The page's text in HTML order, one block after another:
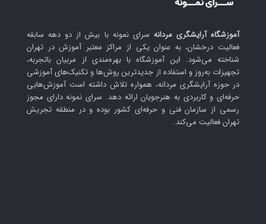
آموزشگاه آرایشگری مردانه سرای نمونه با بیش از دو دهه سابقه
فعالیت درخشان، به عنوان یکی از مراکز معتبر آموزش در تهران
شناخته می‌شود. این آموزشگاه با بهره‌مندی از مربیان باتجربه،
تجهیزات به‌روز و استفاده از جدیدترین روش‌ها و تکنیک‌های آموزشی
در حوزه آرایشگری مردانه، همواره تلاش داشته است آموزش‌هایی
حرفه‌ای و کاربردی به هنرجویان ارائه دهد. سرای نمونه دارای مجوز
رسمی از سازمان فنی و حرفه‌ای کشور بوده و در منطقه تجریش
تهران فعالیت می‌کند.